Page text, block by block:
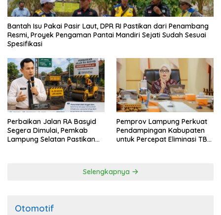
Bantah Isu Pakai Pasir Laut, DPR RI Pastikan dari Penambang
Resmi, Proyek Pengaman Pantai Mandiri Sejati Sudah Sesuai
Spesifikasi
Perbaikan Jalan RA Basyid
Segera Dimulai, Pemkab
Lampung Selatan Pastikan
Pemprov Lampung Perkuat
Pendampingan Kabupaten
untuk Percepat Eliminasi TBC
Selengkapnya
Otomotif